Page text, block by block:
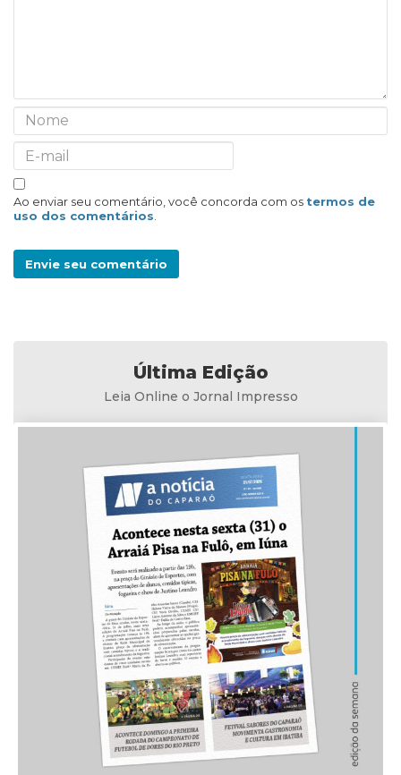
Ao enviar seu comentário, você concorda com os termos de
uso dos comentários
Envie seu comentário
Última Edição
Leia Online o Jornal Impresso